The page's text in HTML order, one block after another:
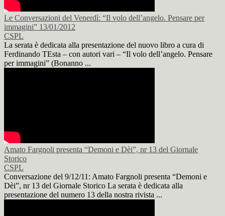
Le Conversazioni del Venerdì: “Il volo dell’angelo. Pensare per
immagini” 13/01/2012
CSPL
La serata è dedicata alla presentazione del nuovo libro a cura di
Ferdinando TEsta – con autori vari – “Il volo dell’angelo. Pensare
per immagini” (Bonanno ...
Amato Fargnoli presenta “Demoni e Dèi”, nr 13 del Giornale
Storico
CSPL
Conversazione del 9/12/11: Amato Fargnoli presenta “Demoni e
Dèi”, nr 13 del Giornale Storico La serata è dedicata alla
presentazione del numero 13 della nostra rivista ...